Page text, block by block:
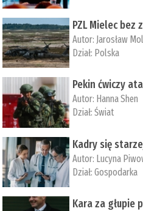
PZL Mielec bez
Autor: Jarosław
Dział: Polska
Pekin ćwiczy
Autor: ­Hanna Shen
Dział:Świat
Kadry się
Autor: Lucyna
Dział:Gospodarka
Kara za głupie